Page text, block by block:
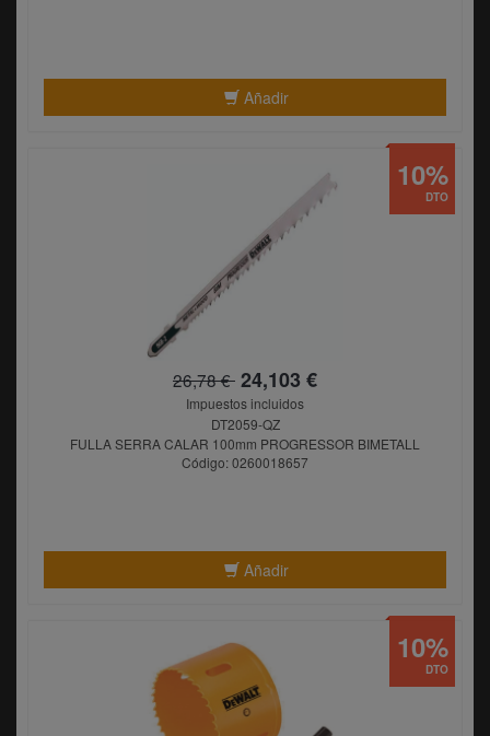
Añadir
26,78 € 24,103 €
Impuestos incluidos
DT2059-QZ
FULLA SERRA CALAR 100mm PROGRESSOR BIMETALL
Código: 0260018657
Añadir
DTO
10%
DTO
10%